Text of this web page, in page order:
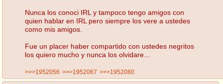
Nunca los conoci IRL y tampoco tengo amigos con
quien hablar en IRL pero siempre los vere a ustedes
como mis amigos.
Fue un placer haber compartido con ustedes negritos
los quiero mucho y nunca los olvidare...
>>>1952056 >>>1952067 >>>1952080